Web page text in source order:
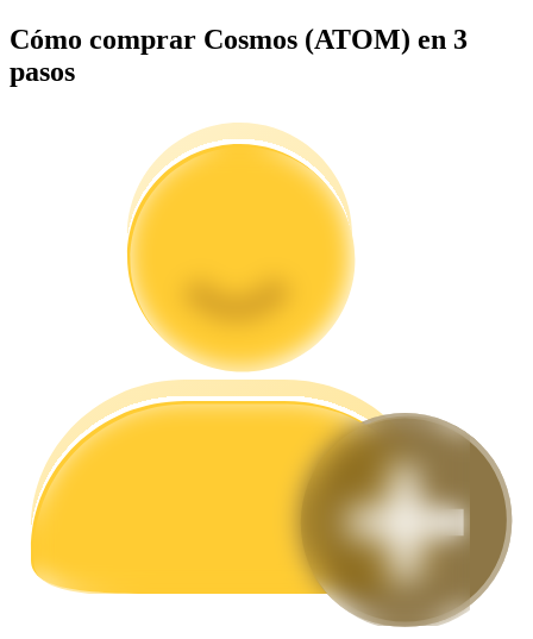
Guía de inicio de futuros
Estrategias comerciales
Aprenda cómo mantenerse rentable
Cómo comprar Cosmos (ATOM) en 3
pasos